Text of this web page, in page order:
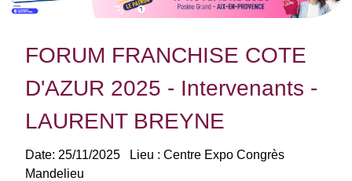
FORUM FRANCHISE COTE
D'AZUR 2025 - Intervenants -
LAURENT BREYNE
Date: 25/11/2025 Lieu : Centre Expo Congrès
Mandelieu